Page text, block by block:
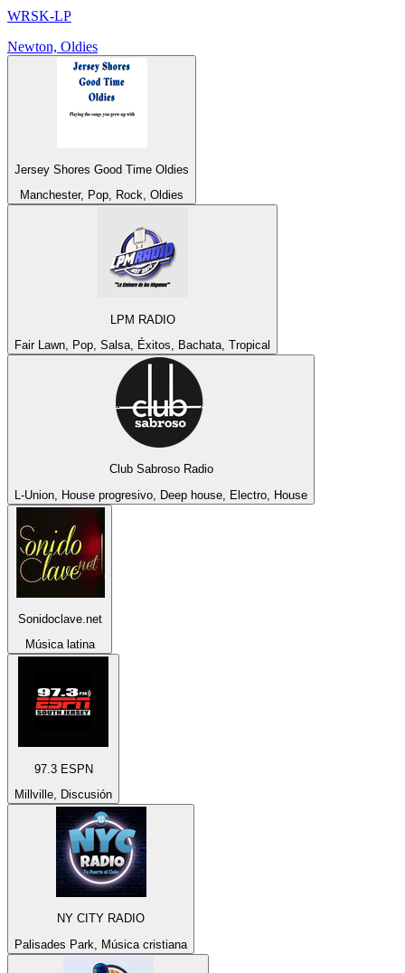
WRSK-LP
Newton, Oldies
Jersey Shores Good Time Oldies
Manchester, Pop, Rock, Oldies
LPM RADIO
Fair Lawn, Pop, Salsa, Éxitos, Bachata, Tropical
Club Sabroso Radio
L-Union, House progresivo, Deep house, Electro, House
Sonidoclave.net
Música latina
97.3 ESPN
Millville, Discusión
NY CITY RADIO
Palisades Park, Música cristiana